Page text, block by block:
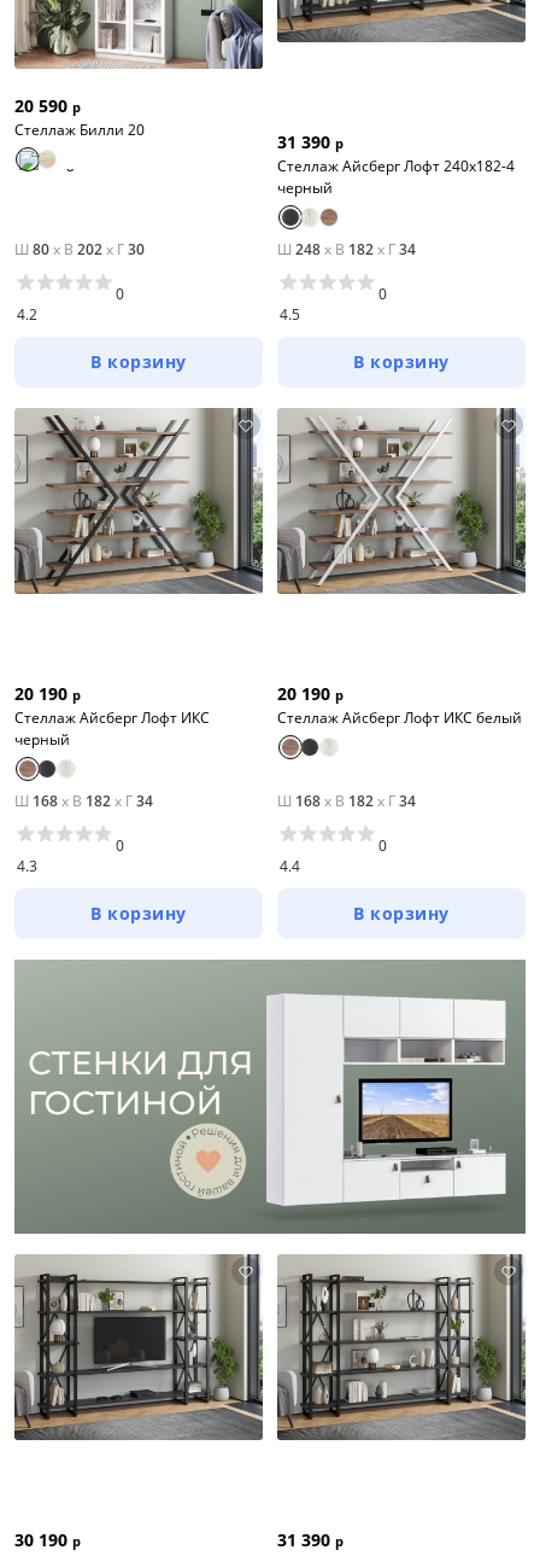
20 590 р
Стеллаж Билли 20
Ш 80x В 202x Г30
4.2
0
В корзину
31 390 р
Стеллаж Айсберг Лофт 240х182-4
черный
Ш 248x В 182x Г34
4.5
0
В корзину
20 190 р
Стеллаж Айсберг Лофт ИКС
черный
Ш 168x В 182x Г34
4.3
0
В корзину
20 190 р
Стеллаж Айсберг Лофт ИКС белый
Ш 168x В 182x Г34
4.4
0
В корзину
30 190 р 31 390 р